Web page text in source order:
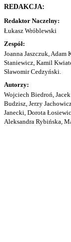
REDAKCJA:
Redaktor Naczelny:
Łukasz Wróblewski
Zespół:
Joanna Jaszczuk, Adam
Staniewicz, Kamil
Sławomir Cedzyński.
Autorzy:
Wojciech Biedroń,
Budzisz, Jerzy
Janecki, Dorota
Aleksandra Rybińska,